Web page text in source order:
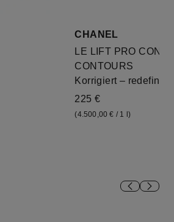
CHANEL
LE LIFT PRO
CONTOURS
Korrigiert –
225 €
(4.500,00 € / 1 l)